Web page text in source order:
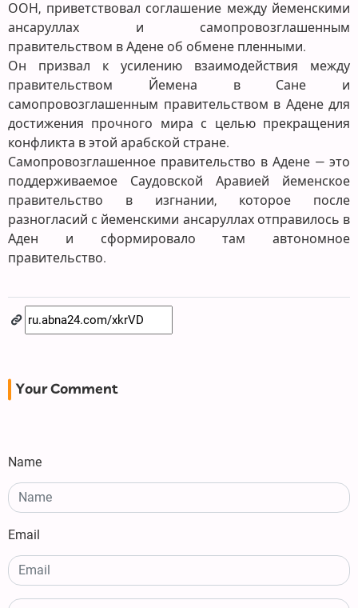
ООН, приветствовал соглашение между йеменскими
ансаруллах и самопровозглашенным
правительством в Адене об обмене пленными.
Он призвал к усилению взаимодействия между
правительством Йемена в Сане и
самопровозглашенным правительством в Адене для
достижения прочного мира с целью прекращения
конфликта в этой арабской стране.
Самопровозглашенное правительство в Адене — это
поддерживаемое Саудовской Аравией йеменское
правительство в изгнании, которое после
разногласий с йеменскими ансаруллах отправилось в
Аден и сформировало там автономное
правительство.
Your Comment
Name
Email